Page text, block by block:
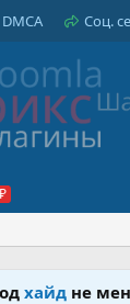
DMCA Соц.
хайдне